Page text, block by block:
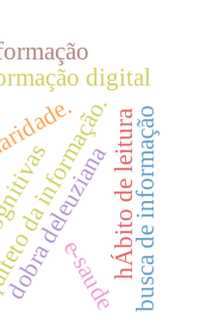
digital
dobra deleuzianahÁbito de leitura
e-saude busca de informação